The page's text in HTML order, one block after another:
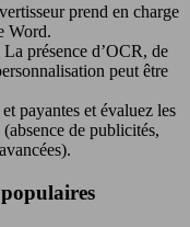
prend en charge
Word.
La présence d’OCR, de
peut être
payantes et évaluez les
de publicités,